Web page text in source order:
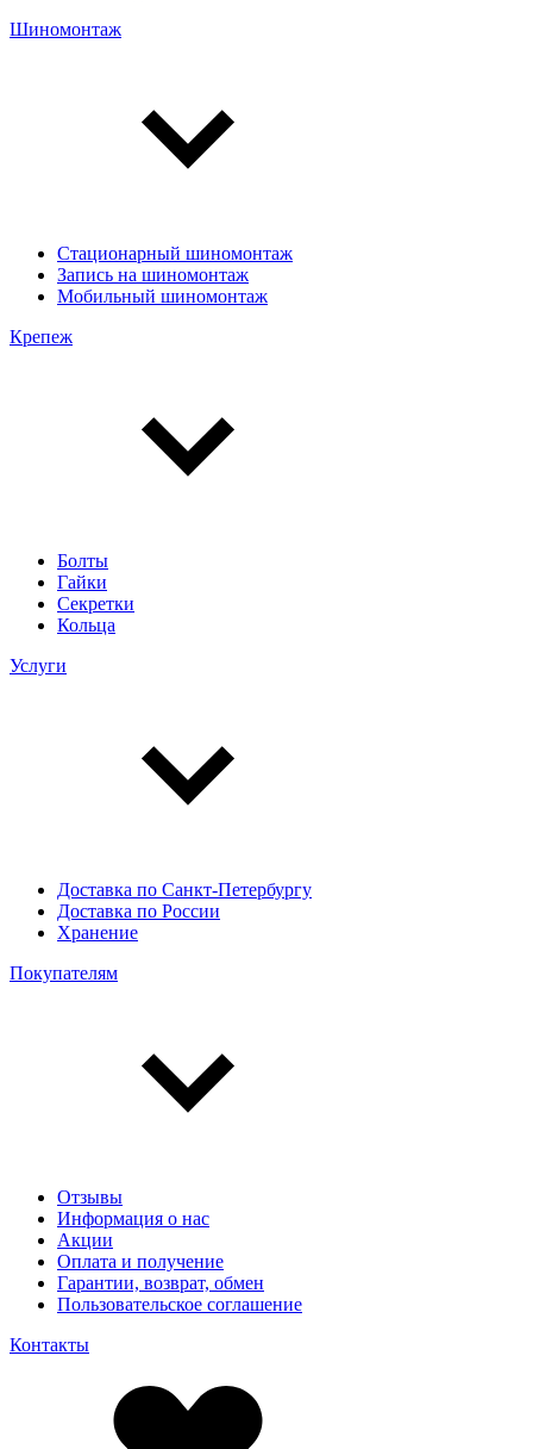
Шиномонтаж
Стационарный шиномонтаж
Запись на шиномонтаж
Мобильный шиномонтаж
Крепеж
Болты
Гайки
Секретки
Кольца
Услуги
Доставка по Санкт-Петербургу
Доставка по России
Хранение
Покупателям
Отзывы
Информация о нас
Акции
Оплата и получение
Гарантии, возврат, обмен
Пользовательское соглашение
Контакты